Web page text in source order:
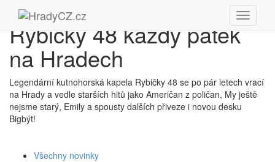
Rybičky 48 každý pátek
na Hradech
Legendární kutnohorská kapela Rybičky 48 se po pár letech vrací
na Hrady a vedle starších hitů jako Američan z poličan, My ještě
nejsme starý, Emily a spousty dalších přiveze i novou desku
Bigbýt!
Všechny novinky